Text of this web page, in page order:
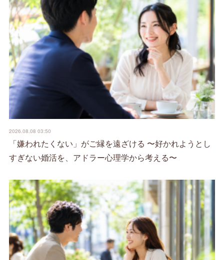
2026.08.08 03:50
「嫌われたくない」がご縁を遠ざける 〜好かれようとし
すぎない婚活を、アドラー心理学から考える〜